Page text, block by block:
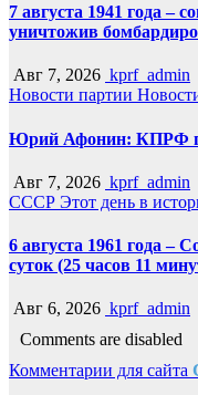
7 августа 1941 года –
уничтожив
Авг 7, 2026 kprf_admin
Новости партии
Юрий Афонин: КПРФ
Авг 7, 2026 kprf_admin
СССР Этот день в
6 августа 1961 года –
суток (25 часов 11
Авг 6, 2026 kprf_admin
Comments are disabled
Комментарии для сайта